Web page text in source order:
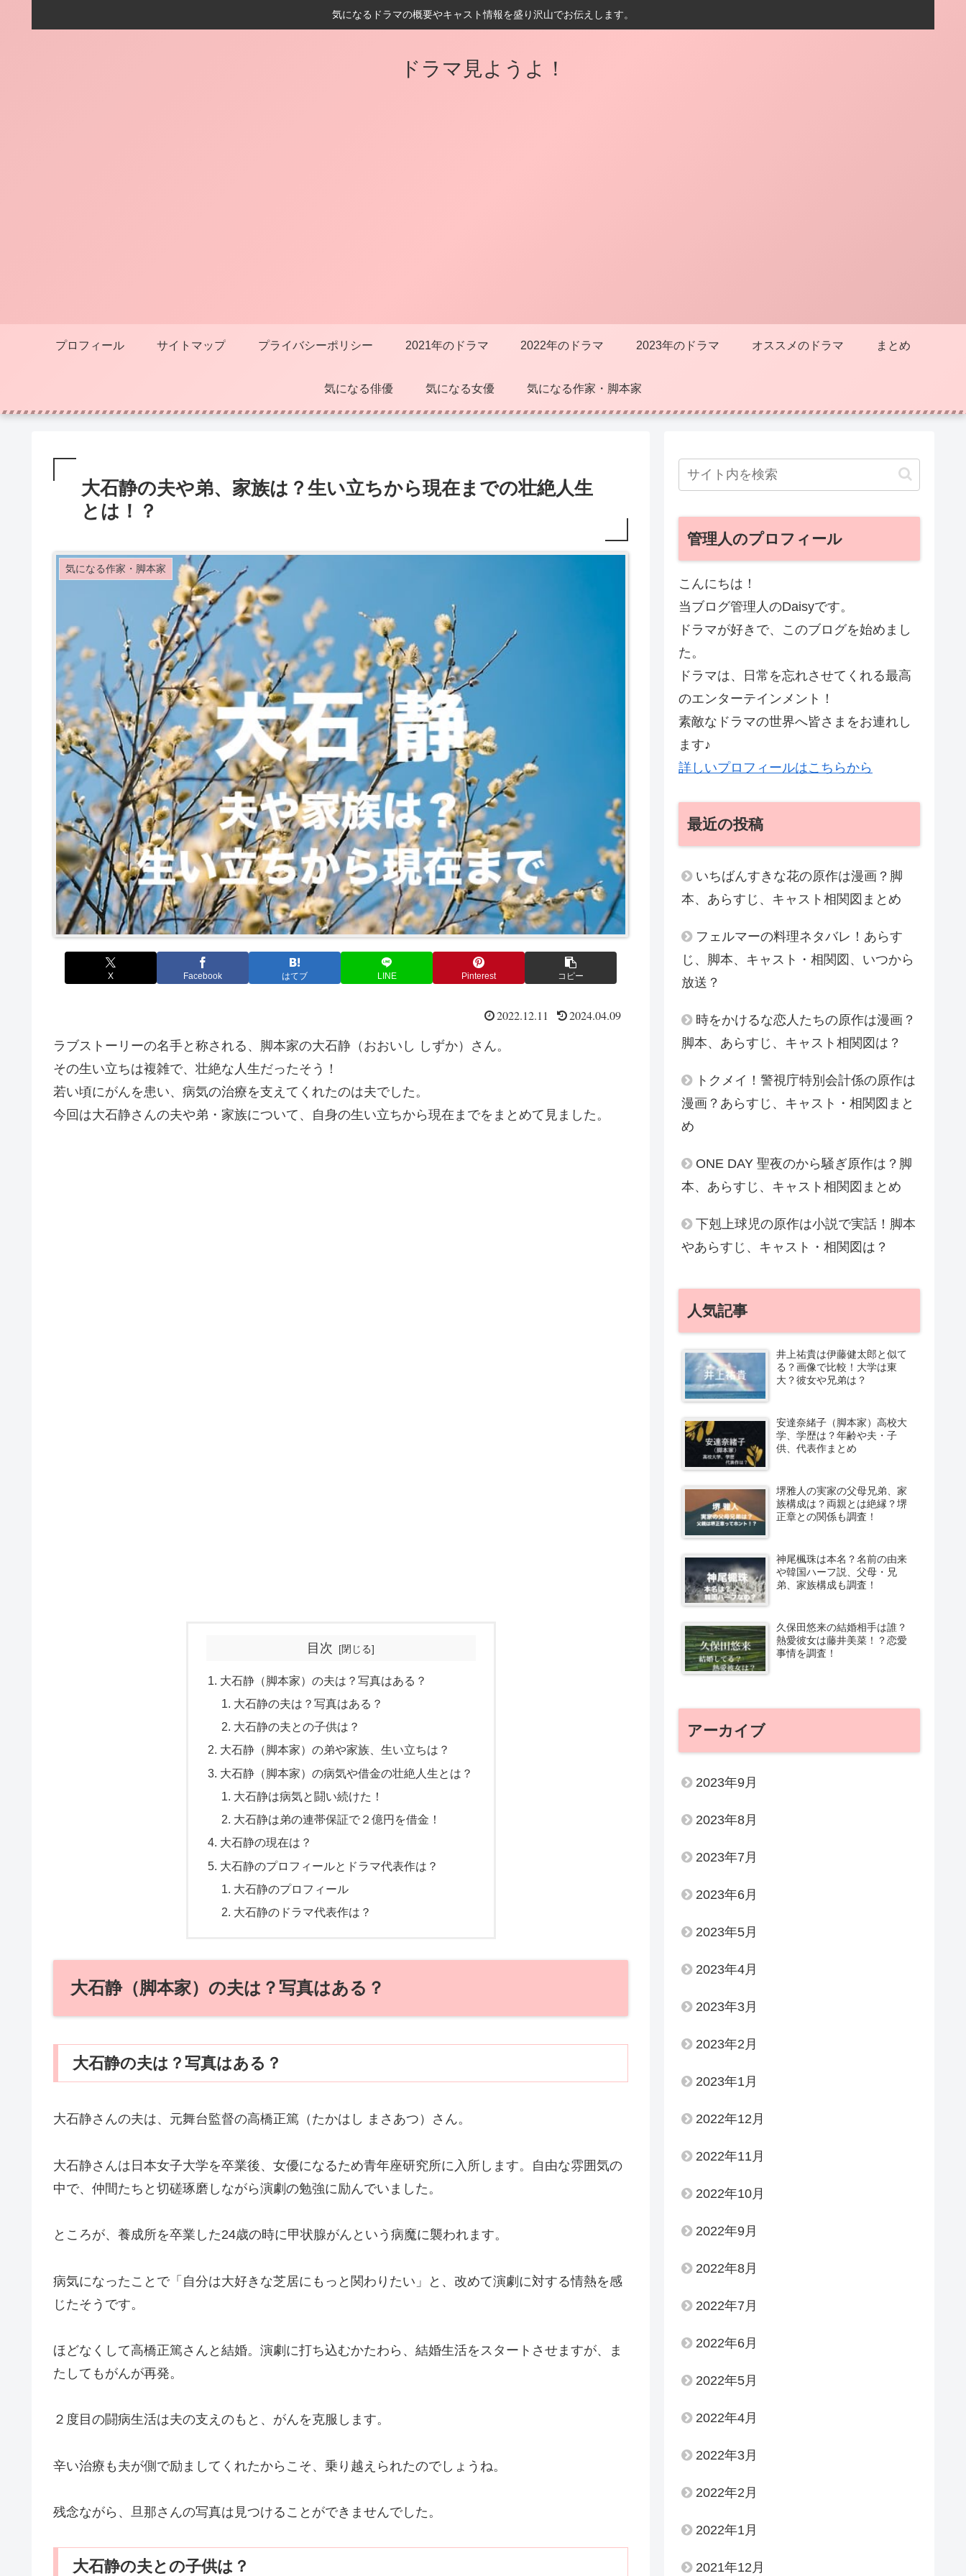
気になるドラマの概要やキャスト情報を盛り沢山でお伝えします。
ドラマ見ようよ！
プロフィール サイトマップ プライバシーポリシー 2021年のドラマ 2022年のドラマ 2023年のドラマ オススメのドラマ まとめ
気になる俳優 気になる女優 気になる作家・脚本家
大石静の夫や弟、家族は？生い立ちから現在までの壮絶人生
とは！？
気になる作家・脚本家
X Facebook はてブ LINE Pinterest コピー
2022.12.11 2024.04.09
ラブストーリーの名手と称される、脚本家の大石静（おおいし しずか）さん。
その生い立ちは複雑で、壮絶な人生だったそう！
若い頃にがんを患い、病気の治療を支えてくれたのは夫でした。
今回は大石静さんの夫や弟・家族について、自身の生い立ちから現在までをまとめて見ました。
目次
大石静（脚本家）の夫は？写真はある？
大石静の夫は？写真はある？
大石静の夫との子供は？
大石静（脚本家）の弟や家族、生い立ちは？
大石静（脚本家）の病気や借金の壮絶人生とは？
大石静は病気と闘い続けた！
大石静は弟の連帯保証で２億円を借金！
大石静の現在は？
大石静のプロフィールとドラマ代表作は？
大石静のプロフィール
大石静のドラマ代表作は？
大石静（脚本家）の夫は？写真はある？
大石静の夫は？写真はある？
大石静さんの夫は、元舞台監督の高橋正篤（たかはし まさあつ）さん。
大石静さんは日本女子大学を卒業後、女優になるため青年座研究所に入所します。自由な雰囲気の
中で、仲間たちと切磋琢磨しながら演劇の勉強に励んでいました。
ところが、養成所を卒業した24歳の時に甲状腺がんという病魔に襲われます。
病気になったことで「自分は大好きな芝居にもっと関わりたい」と、改めて演劇に対する情熱を感
じたそうです。
ほどなくして高橋正篤さんと結婚。演劇に打ち込むかたわら、結婚生活をスタートさせますが、ま
たしてもがんが再発。
２度目の闘病生活は夫の支えのもと、がんを克服します。
辛い治療も夫が側で励ましてくれたからこそ、乗り越えられたのでしょうね。
残念ながら、旦那さんの写真は見つけることができませんでした。
大石静の夫との子供は？
管理人のプロフィール
こんにちは！
当ブログ管理人のDaisyです。
ドラマが好きで、このブログを始めまし
た。
ドラマは、日常を忘れさせてくれる最高
のエンターテインメント！
素敵なドラマの世界へ皆さまをお連れし
ます♪
詳しいプロフィールはこちらから
最近の投稿
いちばんすきな花の原作は漫画？脚
本、あらすじ、キャスト相関図まとめ
フェルマーの料理ネタバレ！あらす
じ、脚本、キャスト・相関図、いつから
放送？
時をかけるな恋人たちの原作は漫画？
脚本、あらすじ、キャスト相関図は？
トクメイ！警視庁特別会計係の原作は
漫画？あらすじ、キャスト・相関図まと
め
ONE DAY 聖夜のから騒ぎ原作は？脚
本、あらすじ、キャスト相関図まとめ
下剋上球児の原作は小説で実話！脚本
やあらすじ、キャスト・相関図は？
人気記事
井上祐貴は伊藤健太郎と似て
る？画像で比較！大学は東
大？彼女や兄弟は？
安達奈緒子（脚本家）高校大
学、学歴は？年齢や夫・子
供、代表作まとめ
堺雅人の実家の父母兄弟、家
族構成は？両親とは絶縁？堺
正章との関係も調査！
神尾楓珠は本名？名前の由来
や韓国ハーフ説、父母・兄
弟、家族構成も調査！
久保田悠来の結婚相手は誰？
熱愛彼女は藤井美菜！？恋愛
事情を調査！
アーカイブ
2023年9月
2023年8月
2023年7月
2023年6月
2023年5月
2023年4月
2023年3月
2023年2月
2023年1月
2022年12月
2022年11月
2022年10月
2022年9月
2022年8月
2022年7月
2022年6月
2022年5月
2022年4月
2022年3月
2022年2月
2022年1月
2021年12月